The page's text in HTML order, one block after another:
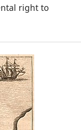
right to